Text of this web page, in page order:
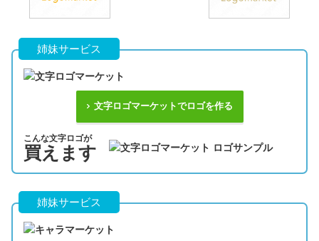
姉妹サービス
文字ロゴマーケットでロゴを作る
こんな文字ロゴが
買えます
姉妹サービス